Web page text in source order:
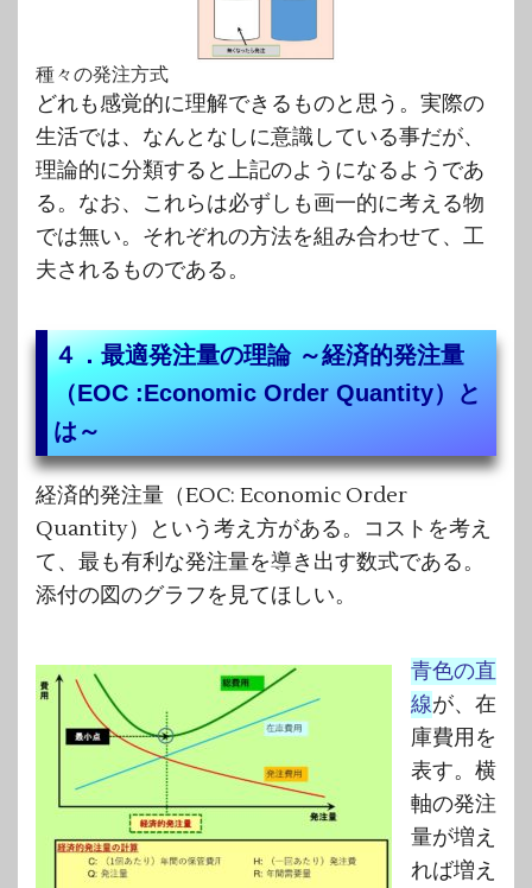
種々の発注方式
どれも感覚的に理解できるものと思う。実際の
生活では、なんとなしに意識している事だが、
理論的に分類すると上記のようになるようであ
る。なお、これらは必ずしも画一的に考える物
では無い。それぞれの方法を組み合わせて、工
夫されるものである。
４．最適発注量の理論 ～経済的発注量
（EOC :Economic Order Quantity）と
は～
経済的発注量（EOC: Economic Order
Quantity）という考え方がある。コストを考え
て、最も有利な発注量を導き出す数式である。
添付の図のグラフを見てほしい。
青色の直
線が、在
庫費用を
表す。横
軸の発注
量が増え
れば増え